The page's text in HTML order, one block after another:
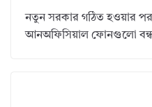
নতুন সরকার গঠিত হওয়ার
আনঅফিসিয়াল ফোনগুলো